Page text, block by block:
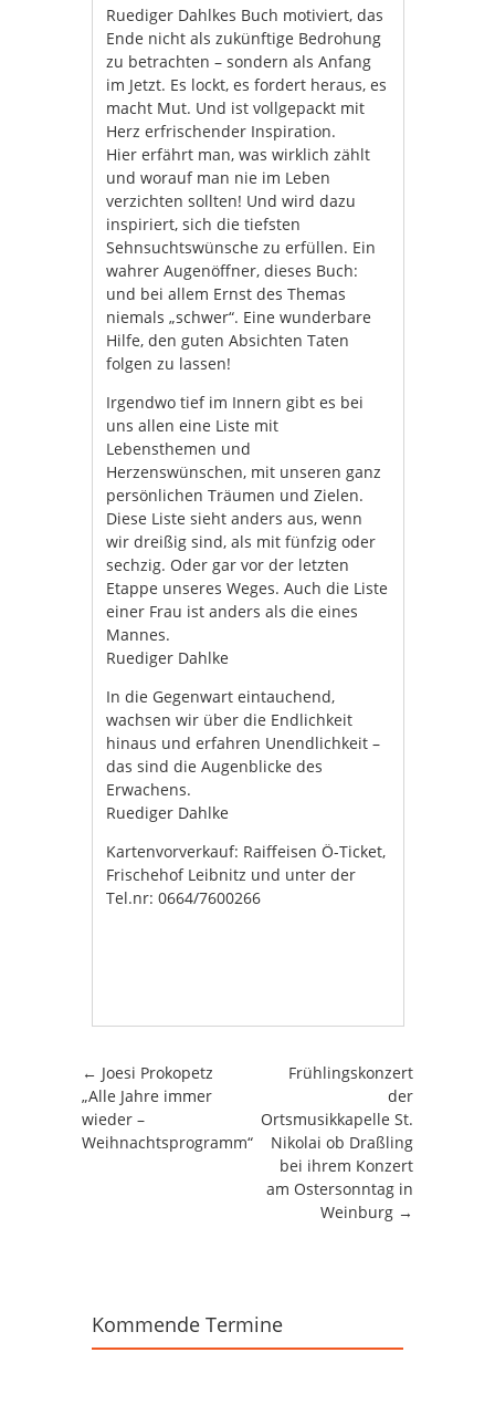
Ruediger Dahlkes Buch motiviert, das
Ende nicht als zukünftige Bedrohung
zu betrachten – sondern als Anfang
im Jetzt. Es lockt, es fordert heraus, es
macht Mut. Und ist vollgepackt mit
Herz erfrischender Inspiration.
Hier erfährt man, was wirklich zählt
und worauf man nie im Leben
verzichten sollten! Und wird dazu
inspiriert, sich die tiefsten
Sehnsuchtswünsche zu erfüllen. Ein
wahrer Augenöffner, dieses Buch:
und bei allem Ernst des Themas
niemals „schwer“. Eine wunderbare
Hilfe, den guten Absichten Taten
folgen zu lassen!
Irgendwo tief im Innern gibt es bei
uns allen eine Liste mit
Lebensthemen und
Herzenswünschen, mit unseren ganz
persönlichen Träumen und Zielen.
Diese Liste sieht anders aus, wenn
wir dreißig sind, als mit fünfzig oder
sechzig. Oder gar vor der letzten
Etappe unseres Weges. Auch die Liste
einer Frau ist anders als die eines
Mannes.
Ruediger Dahlke
In die Gegenwart eintauchend,
wachsen wir über die Endlichkeit
hinaus und erfahren Unendlichkeit –
das sind die Augenblicke des
Erwachens.
Ruediger Dahlke
Kartenvorverkauf: Raiffeisen Ö-Ticket,
Frischehof Leibnitz und unter der
Tel.nr: 0664/7600266
Beitrags-Navigation
← Joesi Prokopetz
„Alle Jahre immer
wieder –
Weihnachtsprogramm“
Frühlingskonzert
der
Ortsmusikkapelle St.
Nikolai ob Draßling
bei ihrem Konzert
am Ostersonntag in
Weinburg →
Kommende Termine